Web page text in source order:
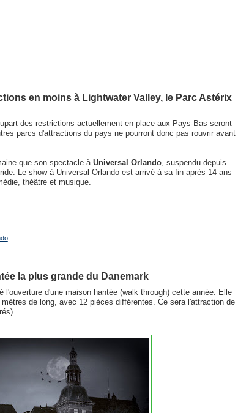
en moins à Lightwater Valley, le Parc Astérix
des restrictions actuellement en place aux Pays-Bas seront
parcs d'attractions du pays ne pourront donc pas rouvrir avant
que son spectacle à Universal Orlando, suspendu depuis
Le show à Universal Orlando est arrivé à sa fin après 14 ans
théâtre et musique.
la plus grande du Danemark
l'ouverture d'une maison hantée (walk through) cette année. Elle
de long, avec 12 pièces différentes. Ce sera l'attraction de